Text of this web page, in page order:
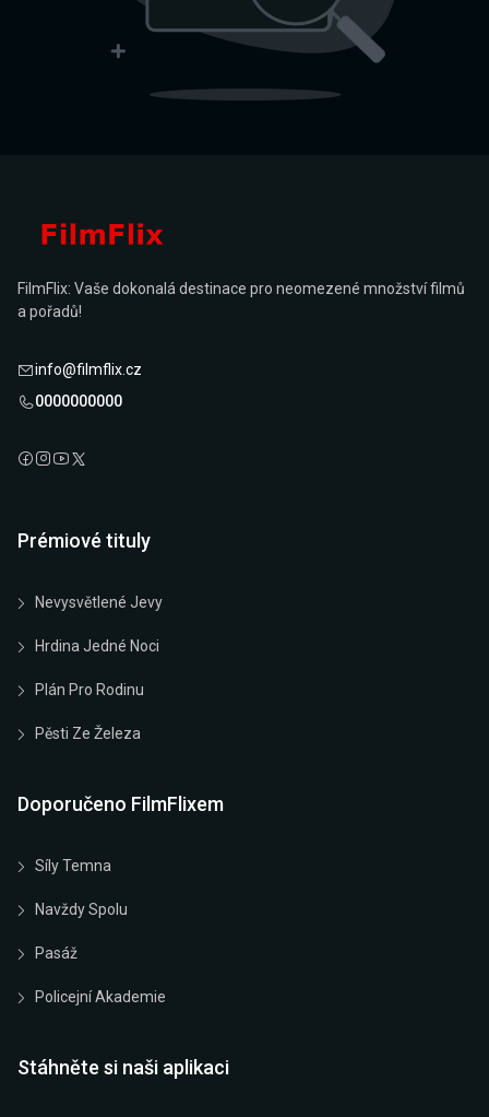
FilmFlix: Vaše dokonalá destinace pro neomezené množství filmů
a pořadů!
info@filmflix.cz
0000000000
Prémiové tituly
Nevysvětlené Jevy
Hrdina Jedné Noci
Plán Pro Rodinu
Pěsti Ze Železa
Doporučeno FilmFlixem
Síly Temna
Navždy Spolu
Pasáž
Policejní Akademie
Stáhněte si naši aplikaci